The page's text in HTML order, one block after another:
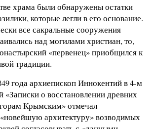
храма были обнаружены остатки
которые легли в его основание.
все сакральные сооружения
над могилами христиан, то,
«первенец» приобщился к
традиции.
года архиепископ Иннокентий в 4-м
«Записки о восстановлении древних
Крымским» отмечал
архитектуру» возводимых